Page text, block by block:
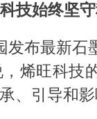
技始终坚
发布最新石
烯旺科技
、引导和